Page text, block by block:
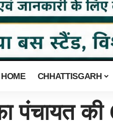
HOME CHHATTISGARH
पंचायत की